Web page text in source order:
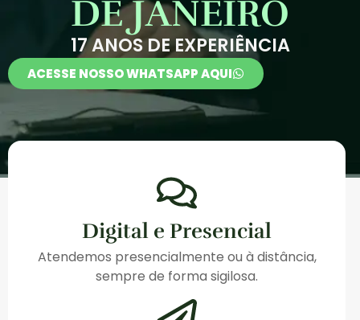
DE JANEIRO
17 ANOS DE EXPERIÊNCIA
ACESSE NOSSO WHATSAPP AQUI
Digital e Presencial
Atendemos presencialmente ou à distância,
sempre de forma sigilosa.